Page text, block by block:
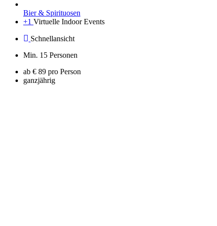
Bier & Spirituosen
+1 Virtuelle Indoor Events
Schnellansicht
Min. 15 Personen
ab € 89 pro Person
ganzjährig